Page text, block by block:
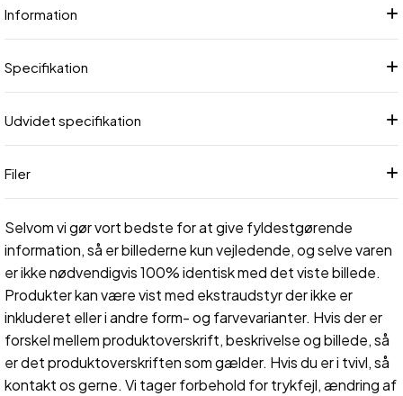
Information
Specifikation
Udvidet specifikation
Filer
Selvom vi gør vort bedste for at give fyldestgørende
information, så er billederne kun vejledende, og selve varen
er ikke nødvendigvis 100% identisk med det viste billede.
Produkter kan være vist med ekstraudstyr der ikke er
inkluderet eller i andre form- og farvevarianter. Hvis der er
forskel mellem produktoverskrift, beskrivelse og billede, så
er det produktoverskriften som gælder. Hvis du er i tvivl, så
kontakt os gerne. Vi tager forbehold for trykfejl, ændring af